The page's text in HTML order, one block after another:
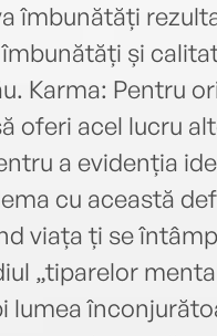
îmbunătăți
și
Karma: Pentru
oferi acel lucru
a evidenția
cu această
viața ți se
„tiparelor
lumea